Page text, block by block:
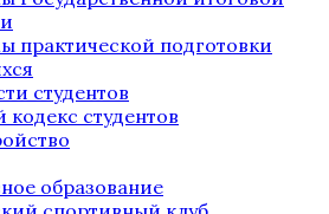
практической подготовки
студентов
кодекс студентов
образование